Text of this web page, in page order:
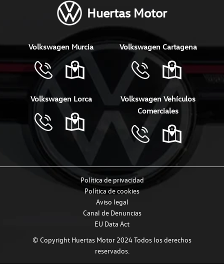
Huertas Motor
Volkswagen Murcia Volkswagen Cartagena
Volkswagen Lorca
Volkswagen Vehículos
Comerciales
© Copyright Huertas Motor 2024 Todos los derechos
reservados.
Política de privacidad
Política de cookies
Aviso legal
Canal de Denuncias
EU Data Act